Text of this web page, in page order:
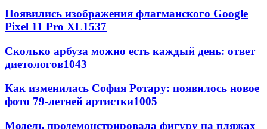
Появились изображения флагманского Google
Pixel 11 Pro XL1537
Сколько арбуза можно есть каждый день: ответ
диетологов1043
Как изменилась София Ротару: появилось новое
фото 79-летней артистки1005
Модель продемонстрировала фигуру на пляжах